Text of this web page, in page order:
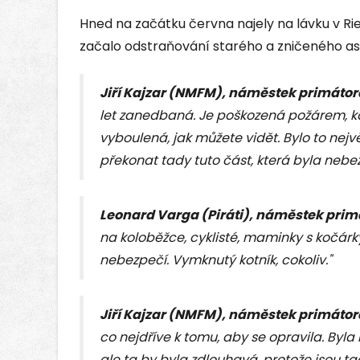
Hned na začátku června najely na lávku v
začalo odstraňování starého a zničeného
Jiří Kajzar (NMFM), náměstek
let zanedbaná. Je poškozená požárem,
vyboulená, jak můžete vidět. Bylo to
překonat tady tuto část, která byla
Leonard Varga (Piráti), náměstek
na koloběžce, cyklisté, maminky s
nebezpečí. Vymknutý kotník, cokoliv."
Jiří Kajzar (NMFM), náměstek
co nejdříve k tomu, aby se opravila.